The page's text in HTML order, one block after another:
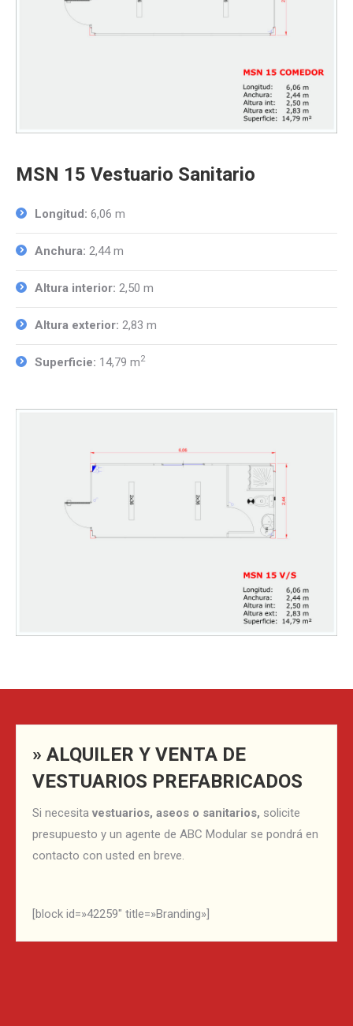
MSN 15 Vestuario Sanitario
Longitud: 6,06 m
Anchura: 2,44 m
Altura interior: 2,50 m
Altura exterior: 2,83 m
Superficie: 14,79 m2
» ALQUILER Y VENTA DE
VESTUARIOS PREFABRICADOS
Si necesita vestuarios, aseos o sanitarios, solicite
presupuesto y un agente de ABC Modular se pondrá en
contacto con usted en breve.
[block id=»42259″ title=»Branding»]